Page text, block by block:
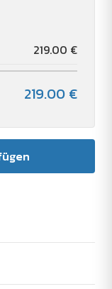
219.00 €
219.00 €